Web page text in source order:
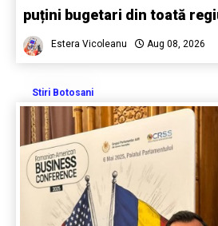
puțini bugetari din toată
Estera Vicoleanu Aug 08, 2026
Stiri Botosani